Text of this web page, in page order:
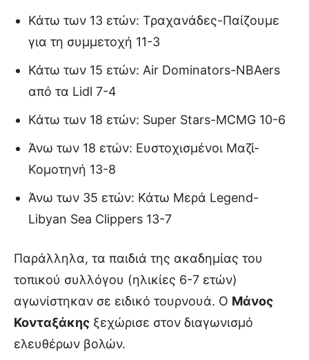
Κάτω των 13 ετών: Τραχανάδες-Παίζουμε
για τη συμμετοχή 11-3
Κάτω των 15 ετών: Air Dominators-ΝΒΑers
από τα Lidl 7-4
Κάτω των 18 ετών: Super Stars-MCMG 10-6
Άνω των 18 ετών: Ευστοχισμένοι Μαζί-
Κομοτηνή 13-8
Άνω των 35 ετών: Κάτω Μερά Legend-
Libyan Sea Clippers 13-7
Παράλληλα, τα παιδιά της ακαδημίας του
τοπικού συλλόγου (ηλικίες 6-7 ετών)
αγωνίστηκαν σε ειδικό τουρνουά. Ο Μάνος
Κονταξάκης ξεχώρισε στον διαγωνισμό
ελευθέρων βολών.